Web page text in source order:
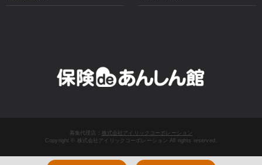
募集代理店： 株式会社アイリックコーポレーション
Copyright © 株式会社アイリックコーポレーション All rights reserved.